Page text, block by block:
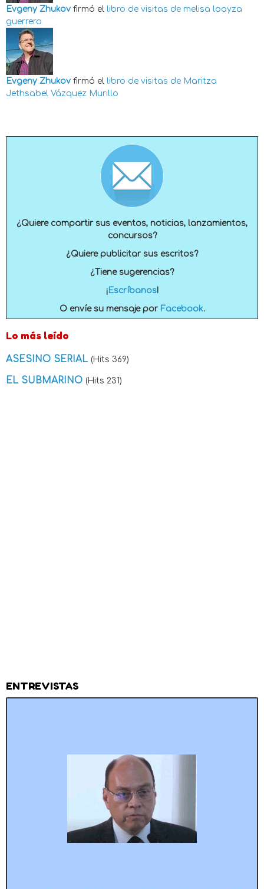
Evgeny Zhukov firmó el libro de visitas de melisa loayza
guerrero
Evgeny Zhukov firmó el libro de visitas de Maritza
Jethsabel Vázquez Murillo
¿Quiere compartir sus eventos, noticias, lanzamientos,
concursos?
¿Quiere publicitar sus escritos?
¿Tiene sugerencias?
¡ Escríbanos!
O envíe su mensaje por Facebook.
Lo más leído
ASESINO SERIAL (Hits 369)
EL SUBMARINO (Hits 231)
ENTREVISTAS